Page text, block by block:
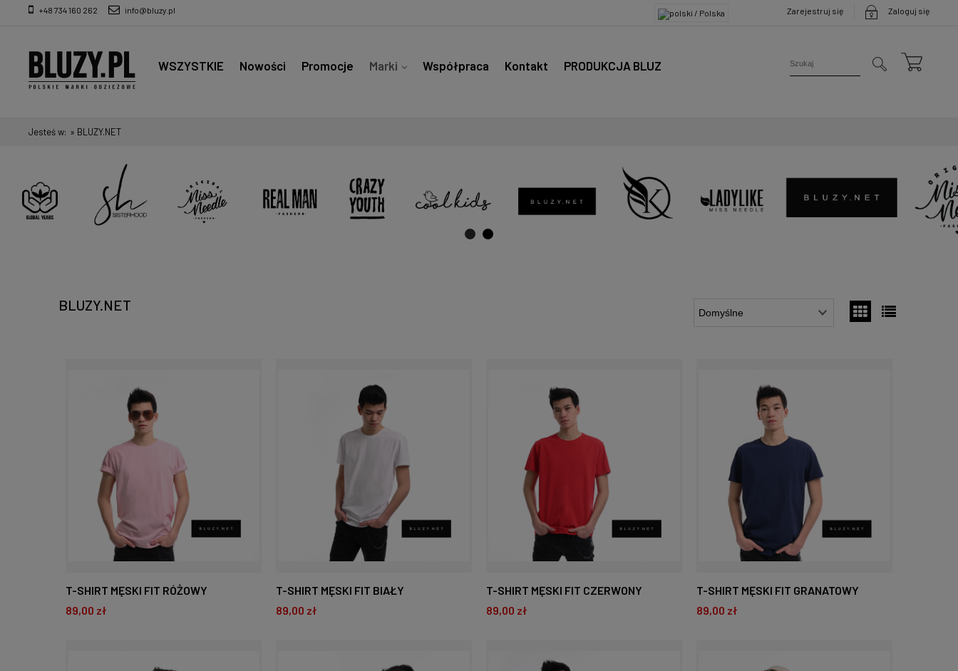
Zarejestruj się Zaloguj się
+48 734 160 262 info@bluzy.pl
WSZYSTKIE Nowości Promocje Marki Współpraca Kontakt PRODUKCJA BLUZ
Jesteś w: » BLUZY.NET
BLUZY.NET
T-SHIRT MĘSKI FIT RÓŻOWY
89,00 zł
T-SHIRT MĘSKI FIT BIAŁY
89,00 zł
T-SHIRT MĘSKI FIT CZERWONY
89,00 zł
T-SHIRT MĘSKI FIT GRANATOWY
89,00 zł